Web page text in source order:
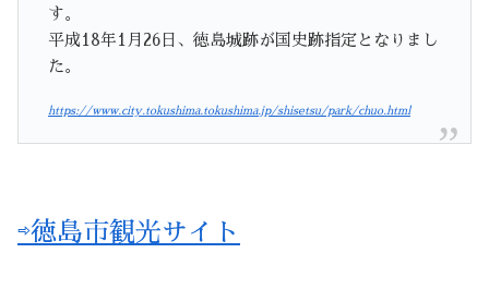
す。
平成18年1月26日、徳島城跡が国史跡指定となりまし
た。
https://www.city.tokushima.tokushima.jp/shisetsu/park/chuo.html
⇨徳島市観光サイト